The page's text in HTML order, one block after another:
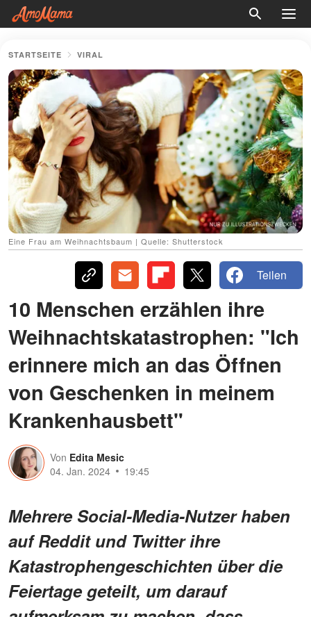
STARTSEITE VIRAL
Eine Frau am Weihnachtsbaum | Quelle: Shutterstock
Teilen
10 Menschen erzählen ihre
Weihnachtskatastrophen: "Ich
erinnere mich an das Öffnen
von Geschenken in meinem
Krankenhausbett"
Von Edita Mesic
04. Jan. 2024
19:45
Mehrere Social-Media-Nutzer haben
auf Reddit und Twitter ihre
Katastrophengeschichten über die
Feiertage geteilt, um darauf